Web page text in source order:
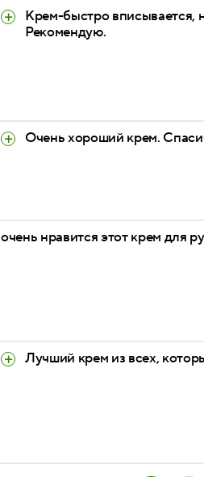
Крем-быстро вписывается,
Рекомендую.
Очень хороший крем.
очень нравится этот крем для
Лучший крем из всех,